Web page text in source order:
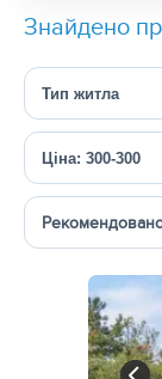
Знайдено
Тип житла
Ціна: 300-300
Сортувати